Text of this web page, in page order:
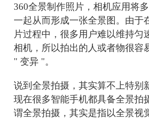
360全景制作照片，相机应用将
一起从而形成一张全景图。由于
片过程中，很多用户难以维持匀
相机，所以拍出的人或者物很容
" 变异 "。
说到全景拍摄，其实算不上特别
现在很多智能手机都具备全景拍
谓全景拍摄，其实是指以全景视